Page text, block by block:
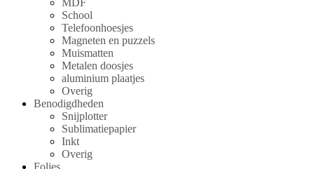
School
Telefoonhoesjes
Magneten en puzzels
Muismatten
Metalen doosjes
aluminium plaatjes
Overig
Benodigdheden
Snijplotter
Sublimatiepapier
Inkt
Overig
Folies